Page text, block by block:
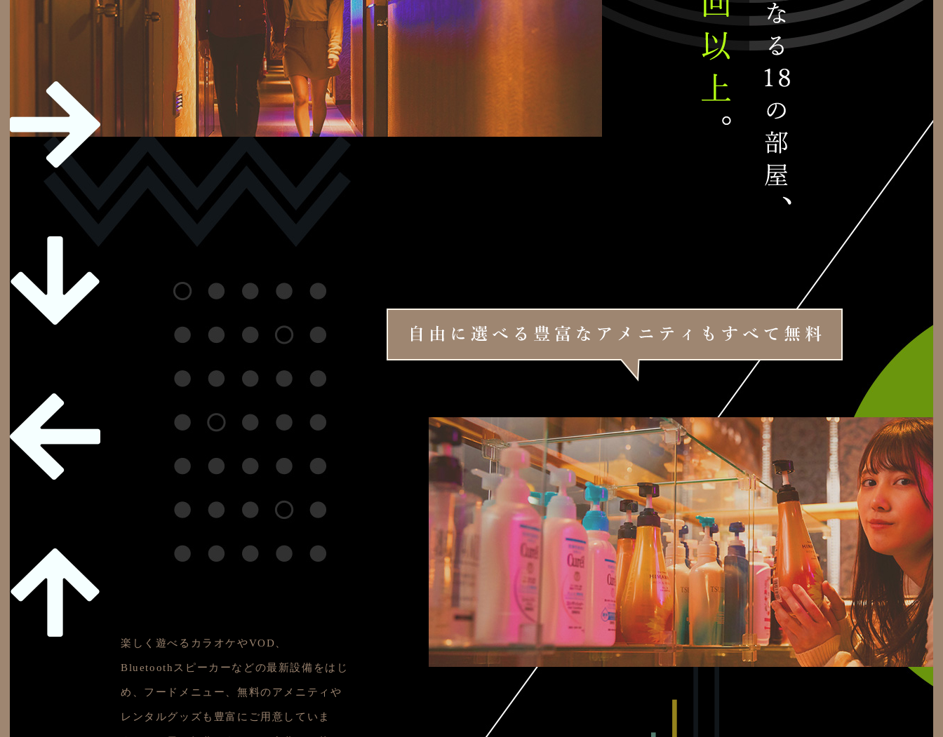
楽しく遊べるカラオケやVOD、
Bluetoothスピーカーなどの最新設備をはじ
め、フードメニュー、無料のアメニティや
レンタルグッズも豊富にご用意していま